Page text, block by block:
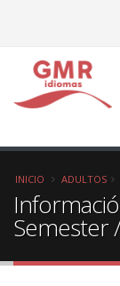
INICIO ADULTOS
Semester